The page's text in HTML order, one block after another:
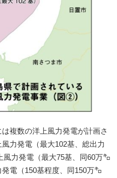
複数の洋上風力発電が計画さ
力発電（最大102基、総出力
力発電（最大75基、同60万㌔
電（150基程度、同150万㌔